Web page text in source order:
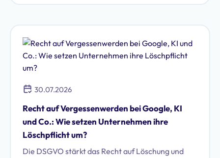
30.07.2026
Recht auf Vergessenwerden bei Google, KI
und Co.: Wie setzen Unternehmen ihre
Löschpflicht um?
Die DSGVO stärkt das Recht auf Löschung und